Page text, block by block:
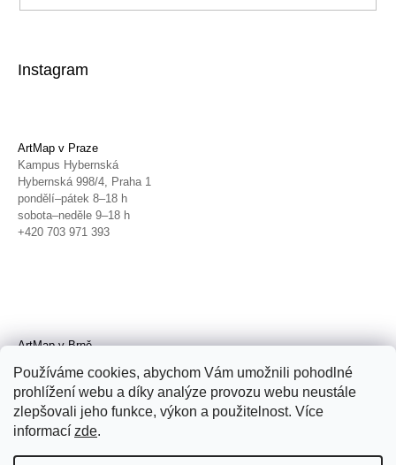
Používáme cookies, abychom Vám umožnili pohodlné
prohlížení webu a díky analýze provozu webu neustále
zlepšovali jeho funkce, výkon a použitelnost. Více
informací zde.
Instagram
ArtMap v Praze
Kampus Hybernská
Hybernská 998/4, Praha 1
pondělí–pátek 8–18 h
sobota–neděle 9–18 h
+420 703 971 393
ArtMap v Brně
Radnická 4, Brno
úterý–pátek 11–19 h
sobota 14–19 h
+420 702 152 298